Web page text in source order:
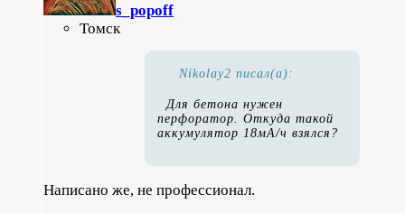
s_popoff
Томск
Nikolay2 писал(а):
Для бетона нужен
перфоратор. Откуда такой
аккумулятор 18мА/ч взялся?
Написано же, не профессионал.